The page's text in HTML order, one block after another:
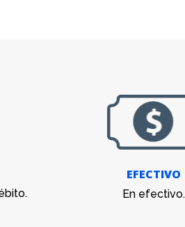
EFECTIVO
En efectivo.